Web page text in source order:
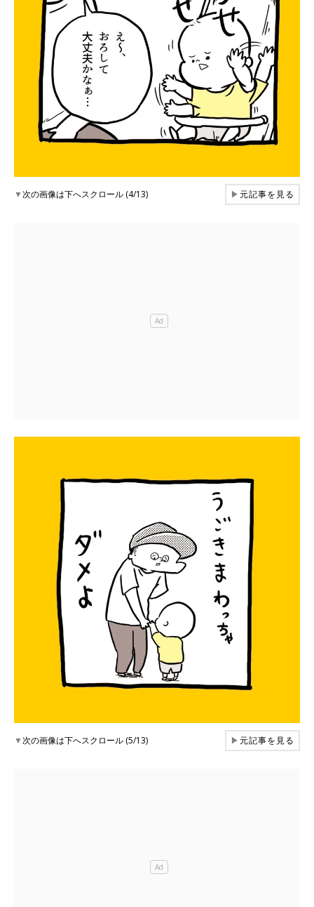
▼次の画像は下へスクロール (4/13) ▶元記事を見る
▼次の画像は下へスクロール (5/13) ▶元記事を見る